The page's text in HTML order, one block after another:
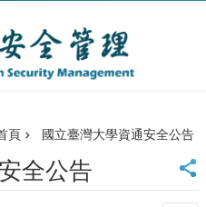
頁 國立臺灣大學資通安全公告
全公告